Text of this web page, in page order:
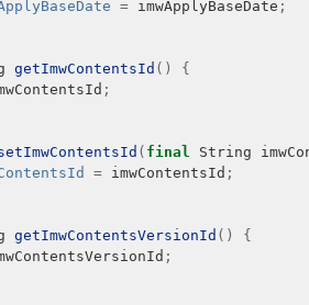
= imwApplyBaseDate ;
getImwContentsId ()
{
;
( final String
= imwContentsId ;
getImwContentsVersionId ()
{
;